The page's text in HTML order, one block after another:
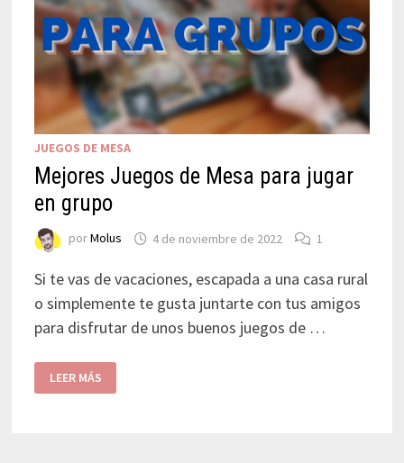
JUEGOS DE MESA
Mejores Juegos de Mesa para jugar
en grupo
porMolus 4 de noviembre de 2022 1
Si te vas de vacaciones, escapada a una casa rural
o simplemente te gusta juntarte con tus amigos
para disfrutar de unos buenos juegos de …
LEER MÁS